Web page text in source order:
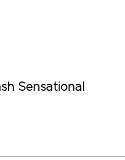
Sensational